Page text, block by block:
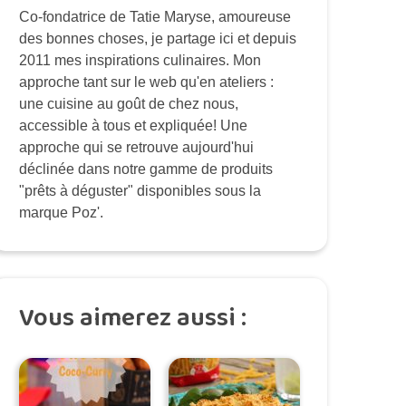
Co-fondatrice de Tatie Maryse, amoureuse
des bonnes choses, je partage ici et depuis
2011 mes inspirations culinaires. Mon
approche tant sur le web qu'en ateliers :
une cuisine au goût de chez nous,
accessible à tous et expliquée! Une
approche qui se retrouve aujourd'hui
déclinée dans notre gamme de produits
"prêts à déguster" disponibles sous la
marque Poz'.
Vous aimerez aussi :